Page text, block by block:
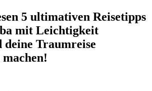
5 ultimativen Reisetipps
mit Leichtigkeit
deine Traumreise